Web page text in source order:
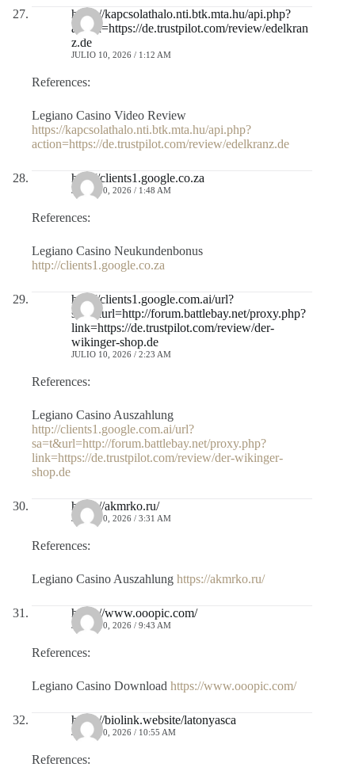
https://kapcsolathalo.nti.btk.mta.hu/api.php?
action=https://de.trustpilot.com/review/edelkran
z.de
JULIO 10, 2026 / 1:12 AM
References:
Legiano Casino Video Review
https://kapcsolathalo.nti.btk.mta.hu/api.php?
action=https://de.trustpilot.com/review/edelkranz.de
http://clients1.google.co.za
JULIO 10, 2026 / 1:48 AM
References:
Legiano Casino Neukundenbonus
http://clients1.google.co.za
http://clients1.google.com.ai/url?
sa=t&url=http://forum.battlebay.net/proxy.php?
link=https://de.trustpilot.com/review/der-
wikinger-shop.de
JULIO 10, 2026 / 2:23 AM
References:
Legiano Casino Auszahlung
http://clients1.google.com.ai/url?
sa=t&url=http://forum.battlebay.net/proxy.php?
link=https://de.trustpilot.com/review/der-wikinger-
shop.de
https://akmrko.ru/
JULIO 10, 2026 / 3:31 AM
References:
Legiano Casino Auszahlung https://akmrko.ru/
https://www.ooopic.com/
JULIO 10, 2026 / 9:43 AM
References:
Legiano Casino Download https://www.ooopic.com/
https://biolink.website/latonyasca
JULIO 10, 2026 / 10:55 AM
References: